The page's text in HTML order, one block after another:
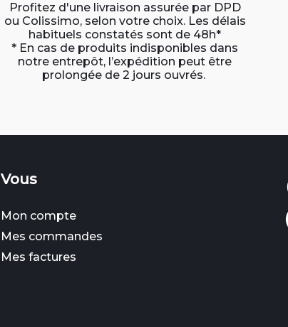
Profitez d'une livraison assurée par DPD
ou Colissimo, selon votre choix. Les délais
habituels constatés sont de 48h*
* En cas de produits indisponibles dans
notre entrepôt, l’expédition peut être
prolongée de 2 jours ouvrés.
Vous
Mon compte
Mes commandes
Mes factures